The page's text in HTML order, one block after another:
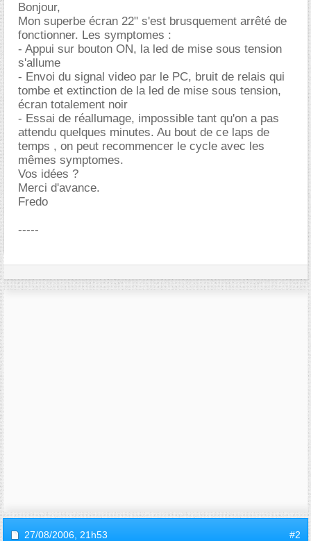
Bonjour,
Mon superbe écran 22" s'est brusquement arrêté de
fonctionner. Les symptomes :
- Appui sur bouton ON, la led de mise sous tension
s'allume
- Envoi du signal video par le PC, bruit de relais qui
tombe et extinction de la led de mise sous tension,
écran totalement noir
- Essai de réallumage, impossible tant qu'on a pas
attendu quelques minutes. Au bout de ce laps de
temps , on peut recommencer le cycle avec les
mêmes symptomes.
Vos idées ?
Merci d'avance.
Fredo
-----
27/08/2006, 21h53 #2